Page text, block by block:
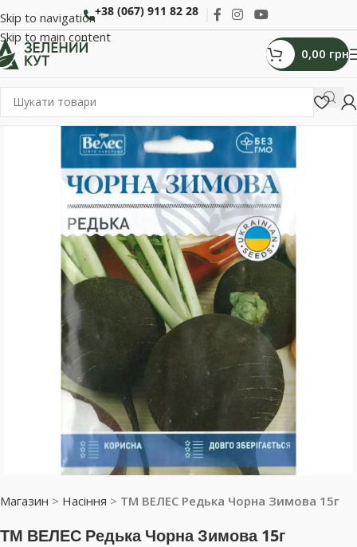
Skip to navigation
Skip to main content
+38 (067) 911 82 28
0,00 грн
Магазин > Насіння > ТМ ВЕЛЕС Редька Чорна Зимова 15г
ТМ ВЕЛЕС Редька Чорна Зимова 15г